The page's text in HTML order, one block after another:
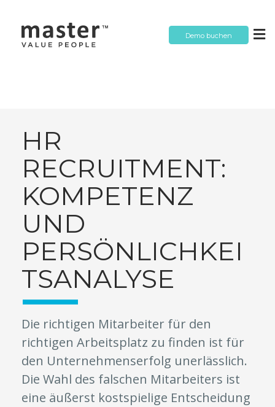
Demo buchen
HR
RECRUITMENT:
KOMPETENZ
UND
PERSÖNLICHKEI
TSANALYSE
Die richtigen Mitarbeiter für den
richtigen Arbeitsplatz zu finden ist für
den Unternehmenserfolg unerlässlich.
Die Wahl des falschen Mitarbeiters ist
eine äußerst kostspielige Entscheidung